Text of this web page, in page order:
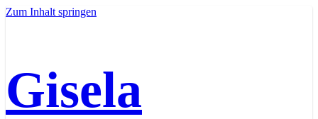
Zum Inhalt springen
Gisela